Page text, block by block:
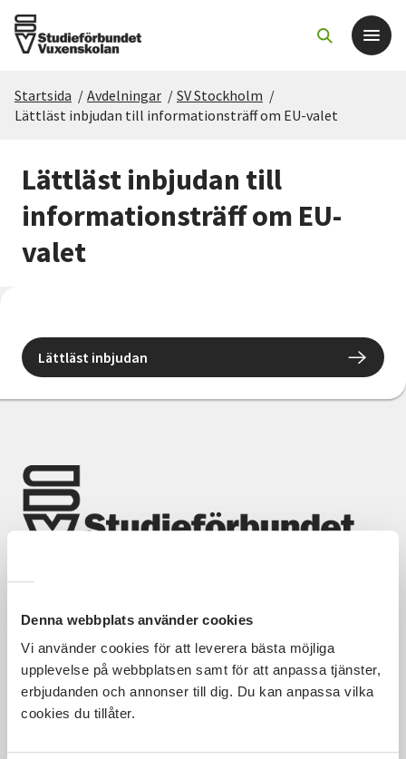
Denna webbplats använder cookies
Vi använder cookies för att leverera bästa möjliga
upplevelse på webbplatsen samt för att anpassa tjänster,
erbjudanden och annonser till dig. Du kan anpassa vilka
cookies du tillåter.
Det här gör vi
För dig som
Sök kurser och evenemang
Cirkelledare
Avdelningar
Startsida / Avdelningar / SV Stockholm /
Lättläst inbjudan till informationsträff om EU-valet
Lättläst inbjudan till
informationsträff om EU-
valet
Lättläst inbjudan
Hela Sveriges studieförbund - Vi är en central
samhällsaktör som bidrar till demokrati och
delaktighet, positiv och hållbar utveckling för
människor, miljö och samhällen.